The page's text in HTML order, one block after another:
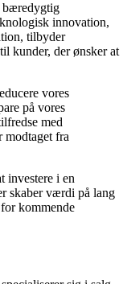
bæredygtig
innovation,
tilbyder
kunder, der ønsker at
vores
på vores
med
modtaget fra
investere i en
skaber værdi på lang
kommende